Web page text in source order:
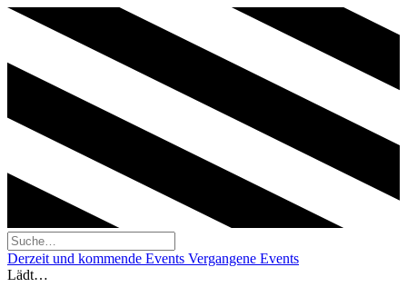
Derzeit und kommende Events Vergangene Events
Lädt…